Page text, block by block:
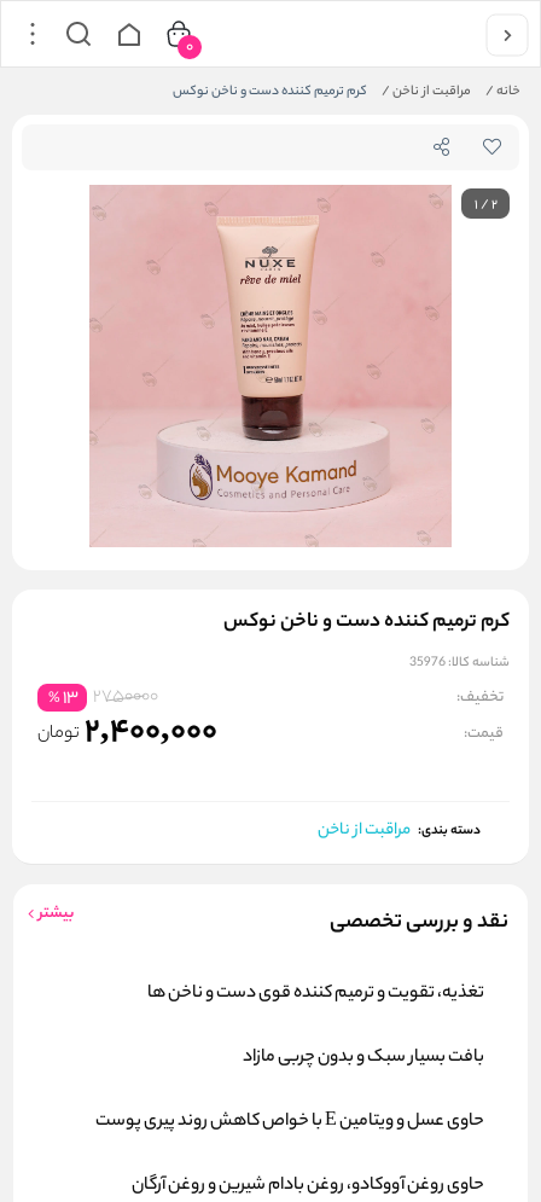
خانه/ مراقبت از ناخن/ کرم ترمیم کننده دست و ناخن نوکس
0
1/2
کرم ترمیم کننده دست و ناخن نوکس
شناسه کالا:35976
تخفیف: 2750000
13
%
قیمت: 2,400,000 تومان
دسته بندی: مراقبت از ناخن
نقد و بررسی تخصصی بیشتر
تغذیه، تقویت و ترمیم کننده قوی دست و ناخن ها
بافت بسیار سبک و بدون چربی مازاد
حاوی عسل و ویتامین E با خواص کاهش روند پیری پوست
حاوی روغن آووکادو، روغن بادام شیرین و روغن آرگان